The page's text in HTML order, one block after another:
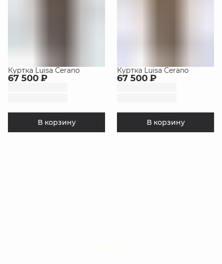
Куртка Luisa Cerano
67 500 ₽
В корзину
Куртка Luisa Cerano
67 500 ₽
В корзину